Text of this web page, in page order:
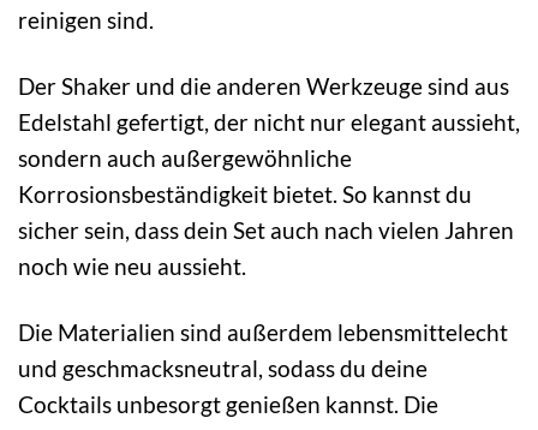
reinigen sind.
Der Shaker und die anderen Werkzeuge sind aus
Edelstahl gefertigt, der nicht nur elegant aussieht,
sondern auch außergewöhnliche
Korrosionsbeständigkeit bietet. So kannst du
sicher sein, dass dein Set auch nach vielen Jahren
noch wie neu aussieht.
Die Materialien sind außerdem lebensmittelecht
und geschmacksneutral, sodass du deine
Cocktails unbesorgt genießen kannst. Die